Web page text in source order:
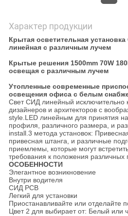
Характер продукции
Крытая осветительная
линейная с различным лучем
Крытые решения 1500mm 70W
освещая с различным лучем
Утопленные современные
освещения офиса с белым
Свет СИД линейный исключительно
дизайнеров и архитекторов с
style.LED линейным для принятия
профиля, различного размера, и
install.3 метода установок:
привесная штанга, и различные
приемлемы, которые могут
требования к положения различных
ОСОБЕННОСТИ
Элегантное возникновение
Внутри водителя
СИД PCB
Легкий для установки
Приостанавливайте или отделайте
Цвет 2 для выбирает от: Белый или